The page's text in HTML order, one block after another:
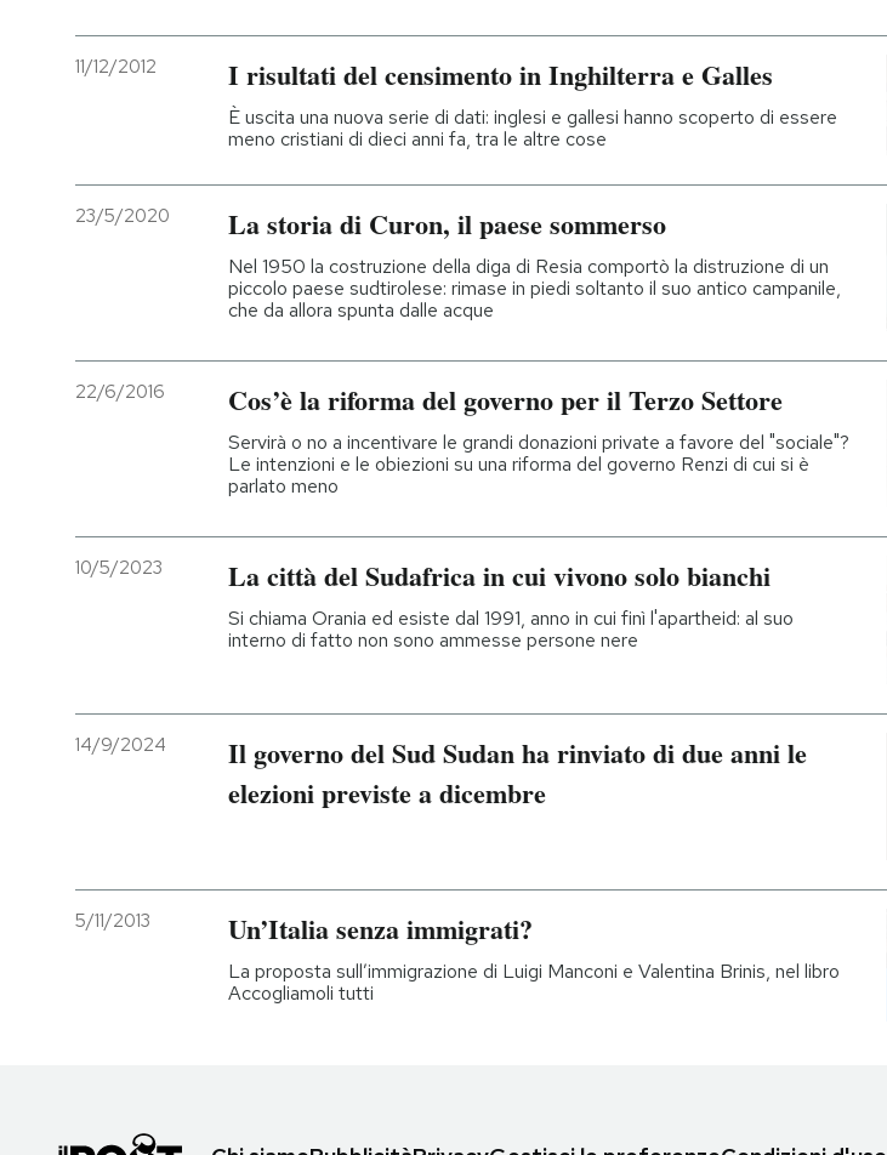
11/12/2012 I risultati del censimento in Inghilterra e Galles
È uscita una nuova serie di dati: inglesi e gallesi hanno scoperto di essere
meno cristiani di dieci anni fa, tra le altre cose
23/5/2020 La storia di Curon, il paese sommerso
Nel 1950 la costruzione della diga di Resia comportò la distruzione di un
piccolo paese sudtirolese: rimase in piedi soltanto il suo antico campanile,
che da allora spunta dalle acque
22/6/2016 Cos’è la riforma del governo per il Terzo Settore
Servirà o no a incentivare le grandi donazioni private a favore del "sociale"?
Le intenzioni e le obiezioni su una riforma del governo Renzi di cui si è
parlato meno
10/5/2023 La città del Sudafrica in cui vivono solo bianchi
Si chiama Orania ed esiste dal 1991, anno in cui finì l'apartheid: al suo
interno di fatto non sono ammesse persone nere
14/9/2024
Il governo del Sud Sudan ha rinviato di due anni le
elezioni previste a dicembre
5/11/2013 Un’Italia senza immigrati?
La proposta sull’immigrazione di Luigi Manconi e Valentina Brinis, nel libro
Accogliamoli tutti